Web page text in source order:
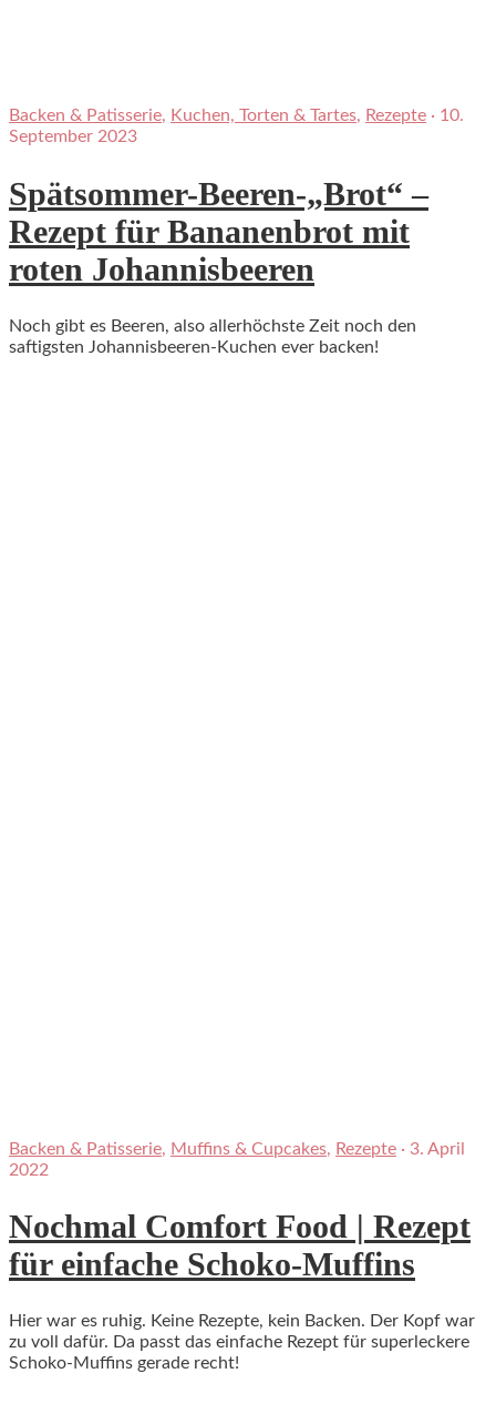
Backen & Patisserie, Kuchen, Torten & Tartes, Rezepte · 10.
September 2023
Spätsommer-Beeren-„Brot“ –
Rezept für Bananenbrot mit
roten Johannisbeeren
Noch gibt es Beeren, also allerhöchste Zeit noch den
saftigsten Johannisbeeren-Kuchen ever backen!
Backen & Patisserie, Muffins & Cupcakes, Rezepte · 3. April
2022
Nochmal Comfort Food | Rezept
für einfache Schoko-Muffins
Hier war es ruhig. Keine Rezepte, kein Backen. Der Kopf war
zu voll dafür. Da passt das einfache Rezept für superleckere
Schoko-Muffins gerade recht!